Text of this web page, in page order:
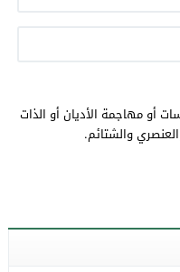
أو مهاجمة الأديان أو الذات
والشتائم.